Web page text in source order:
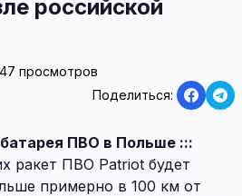
российской
просмотров
Поделиться:
ПВО в Польше :::
ракет ПВО Patriot будет
примерно в 100 км от